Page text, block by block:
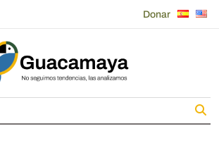
Donar